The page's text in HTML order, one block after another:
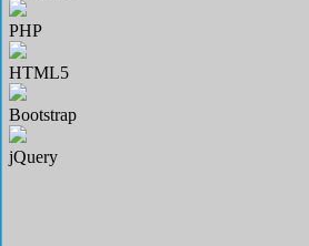
PHP
HTML5
Bootstrap
jQuery